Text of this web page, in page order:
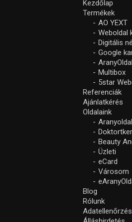
Kezdőlap
Termékek
AO YEXT
Weboldal
Digitális
Google
Multibox
5star
Referenciák
Ajánlatkérés
Oldalaink
Beauty
Üzleti
eCard
Városom
Blog
Rólunk
Adatellenőrzés